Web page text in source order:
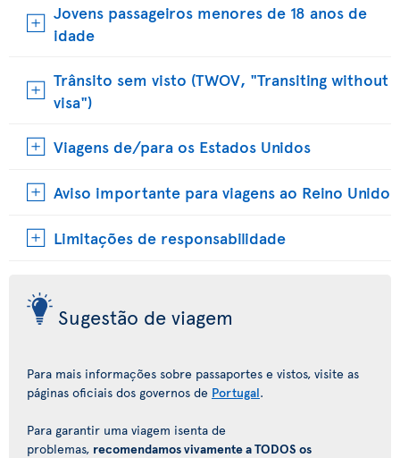
Jovens passageiros menores de 18 anos de
idade
Trânsito sem visto (TWOV, "Transiting without
visa")
Viagens de/para os Estados Unidos
Aviso importante para viagens ao Reino Unido
Limitações de responsabilidade
Sugestão de viagem
Para mais informações sobre passaportes e vistos, visite as
páginas oficiais dos governos de Portugal.
Para garantir uma viagem isenta de
problemas, recomendamos vivamente a TODOS os